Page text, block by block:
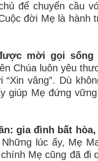
để chuyển cầu
đời Mẹ là hành
mời gọi sống
Chúa luôn yêu
vâng”. Dù
giúp Mẹ đứng
gia đình bất
Những lúc ấy, Mẹ
Mẹ cũng đã đi